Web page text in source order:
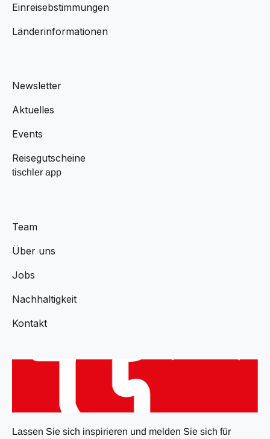
Einreisebstimmungen
Länderinformationen
Newsletter
Aktuelles
Events
Reisegutscheine
tischler app
Team
Über uns
Jobs
Nachhaltigkeit
Kontakt
Lassen Sie sich inspirieren und melden Sie sich für